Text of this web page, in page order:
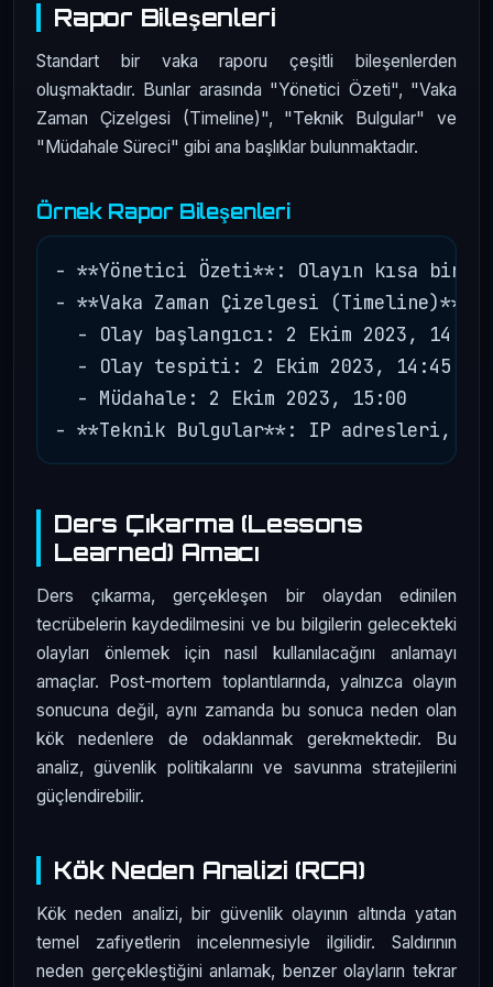
Rapor Bileşenleri
Standart bir vaka raporu çeşitli bileşenlerden
oluşmaktadır. Bunlar arasında "Yönetici Özeti", "Vaka
Zaman Çizelgesi (Timeline)", "Teknik Bulgular" ve
"Müdahale Süreci" gibi ana başlıklar bulunmaktadır.
Örnek Rapor Bileşenleri
- **Yönetici Özeti**: Olayın kısa bir
- **Vaka Zaman Çizelgesi (Timeline)**:
  - Olay başlangıcı: 2 Ekim 2023, 14:30
  - Olay tespiti: 2 Ekim 2023, 14:45
  - Müdahale: 2 Ekim 2023, 15:00
Ders Çıkarma (Lessons
Learned) Amacı
Ders çıkarma, gerçekleşen bir olaydan edinilen
tecrübelerin kaydedilmesini ve bu bilgilerin gelecekteki
olayları önlemek için nasıl kullanılacağını anlamayı
amaçlar. Post-mortem toplantılarında, yalnızca olayın
sonucuna değil, aynı zamanda bu sonuca neden olan
kök nedenlere de odaklanmak gerekmektedir. Bu
analiz, güvenlik politikalarını ve savunma stratejilerini
güçlendirebilir.
Kök Neden Analizi (RCA)
Kök neden analizi, bir güvenlik olayının altında yatan
temel zafiyetlerin incelenmesiyle ilgilidir. Saldırının
neden gerçekleştiğini anlamak, benzer olayların tekrar